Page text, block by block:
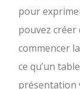
pour
pouvez créer
commencer
ce qu’un
présentation